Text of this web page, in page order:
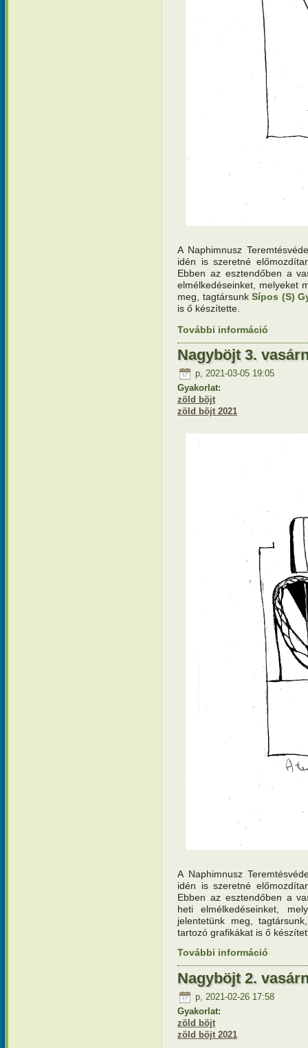
A Naphimnusz
idén is szeretné
Ebben az esztendőben a
elmélkedéseinket, melyeket
meg, tagtársunk Sípos (S)
is ő készítette.
További információ
Nagyböjt 3.
p, 2021-03-05 19:05
Gyakorlat:
zöld böjt
zöld böjt 2021
A Naphimnusz
idén is szeretné
Ebben az esztendőben a
heti elmélkedéseinket,
jelentetünk meg,
tartozó grafikákat is ő
További információ
Nagyböjt 2.
p, 2021-02-26 17:58
Gyakorlat:
zöld böjt
zöld böjt 2021